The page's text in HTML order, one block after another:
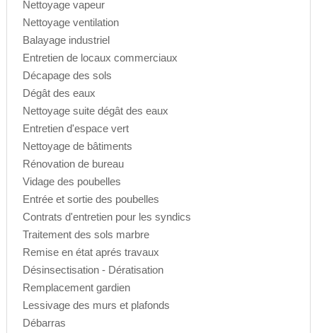
Nettoyage vapeur
Nettoyage ventilation
Balayage industriel
Entretien de locaux commerciaux
Décapage des sols
Dégât des eaux
Nettoyage suite dégât des eaux
Entretien d'espace vert
Nettoyage de bâtiments
Rénovation de bureau
Vidage des poubelles
Entrée et sortie des poubelles
Contrats d'entretien pour les syndics
Traitement des sols marbre
Remise en état aprés travaux
Désinsectisation - Dératisation
Remplacement gardien
Lessivage des murs et plafonds
Débarras